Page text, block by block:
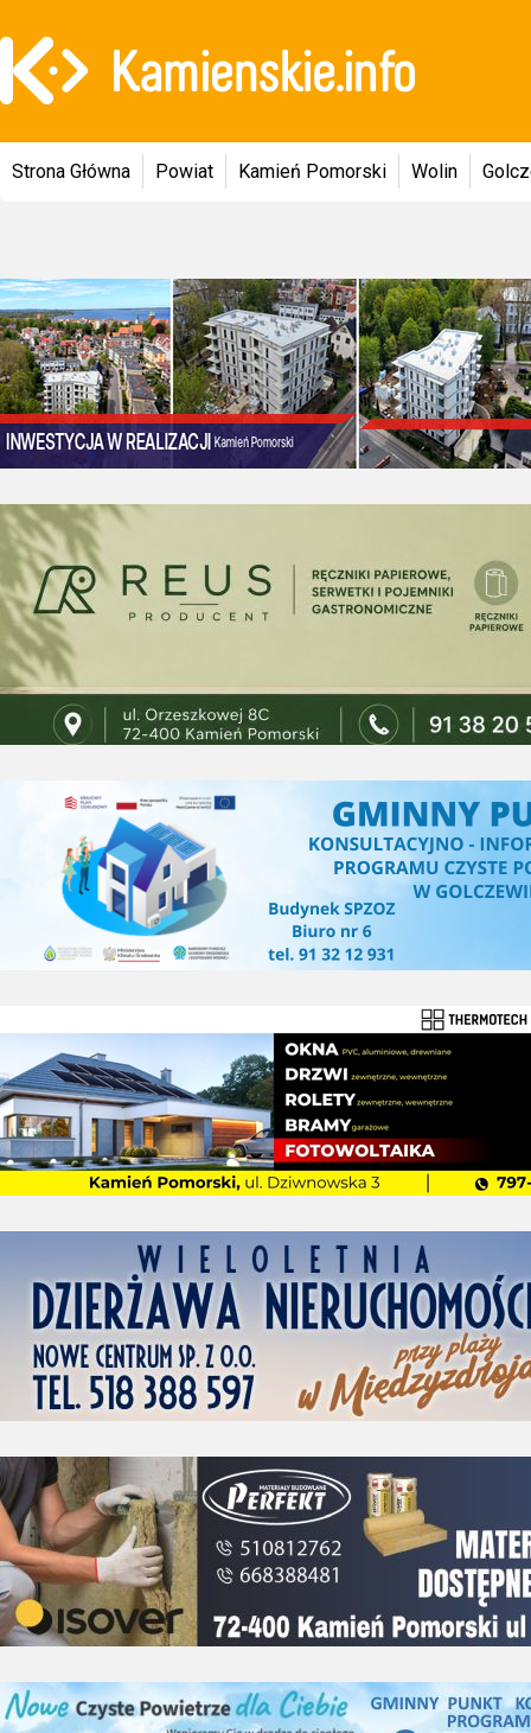
Strona Główna Powiat Kamień Pomorski Wolin